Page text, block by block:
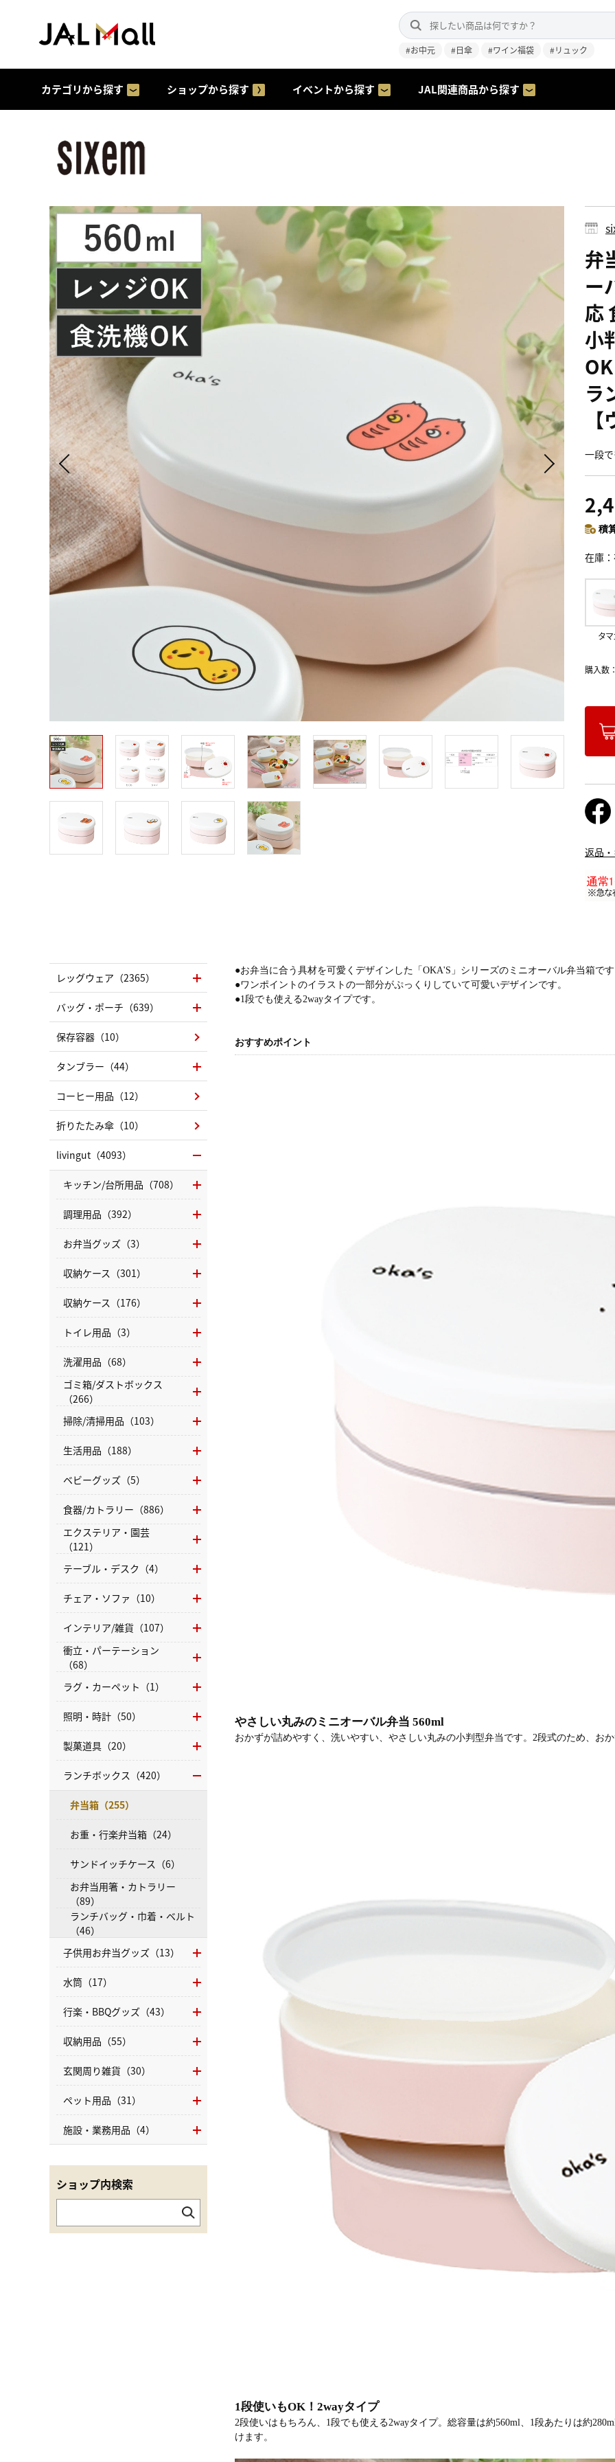
#お中元 #日傘 #ワイン福袋 #リュック
カテゴリから探す ショップから探す イベントから探す JAL関連商品から探す
弁
ー
応
小
ラ
一段
積
在庫
タマ
購入数
返品
●お弁当に合う具材を可愛くデザインした「OKA'S」シリーズのミニオーバル弁当箱で
●ワンポイントのイラストの一部分がぷっくりしていて可愛いデザインです。
●1段でも使える2wayタイプです。
おすすめポイント
やさしい丸みのミニオーバル弁当 560ml
おかずが詰めやすく、洗いやすい、やさしい丸みの小判型弁当です。2段式のため、お
1段使いもOK！2wayタイプ
2段使いはもちろん、1段でも使える2wayタイプ。総容量は約560ml、1段あたりは約
けます。
レッグウェア（2365）
バッグ・ポーチ（639）
保存容器（10）
タンブラー（44）
コーヒー用品（12）
折りたたみ傘（10）
livingut（4093）
キッチン/台所用品（708）
調理用品（392）
お弁当グッズ（3）
収納ケース（301）
収納ケース（176）
トイレ用品（3）
洗濯用品（68）
ゴミ箱/ダストボックス
（266）
掃除/清掃用品（103）
生活用品（188）
ベビーグッズ（5）
食器/カトラリー（886）
エクステリア・園芸
（121）
テーブル・デスク（4）
チェア・ソファ（10）
インテリア/雑貨（107）
衝立・パーテーション
（68）
ラグ・カーペット（1）
照明・時計（50）
製菓道具（20）
ランチボックス（420）
弁当箱（255）
お重・行楽弁当箱（24）
サンドイッチケース（6）
お弁当用箸・カトラリー
（89）
ランチバッグ・巾着・ベルト
（46）
子供用お弁当グッズ（13）
水筒（17）
行楽・BBQグッズ（43）
収納用品（55）
玄関周り雑貨（30）
ペット用品（31）
施設・業務用品（4）
ショップ内検索